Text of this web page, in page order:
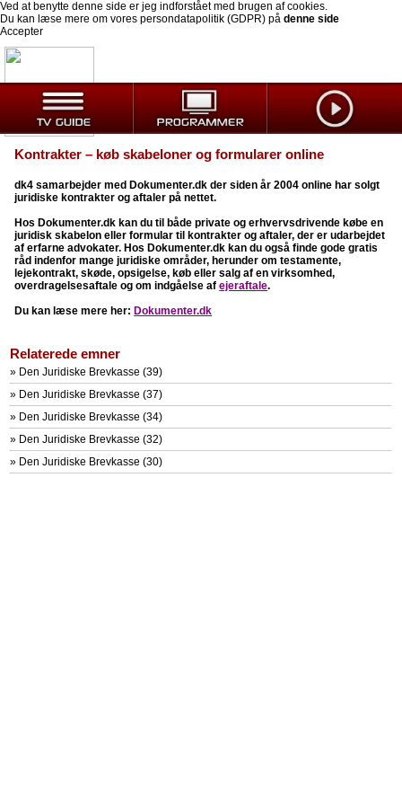
Ved at benytte denne side er jeg indforstået med brugen af cookies.
Du kan læse mere om vores persondatapolitik (GDPR) på denne side
Accepter
Kontrakter – køb skabeloner og formularer online
dk4 samarbejder med Dokumenter.dk der siden år 2004 online har solgt
juridiske kontrakter og aftaler på nettet.
Hos Dokumenter.dk kan du til både private og erhvervsdrivende købe en
juridisk skabelon ellerformular til kontrakter og aftaler, der er udarbejdet
af erfarne advokater. Hos Dokumenter.dk kan du også finde gode gratis
råd indenfor mange juridiske områder, herunder om testamente,
lejekontrakt, skøde, opsigelse, køb eller salg af en virksomhed,
overdragelsesaftale og om indgåelse afejeraftale.
Du kan læse mere her: Dokumenter.dk
Relaterede emner
» Den Juridiske Brevkasse (39)
» Den Juridiske Brevkasse (37)
» Den Juridiske Brevkasse (34)
» Den Juridiske Brevkasse (32)
» Den Juridiske Brevkasse (30)